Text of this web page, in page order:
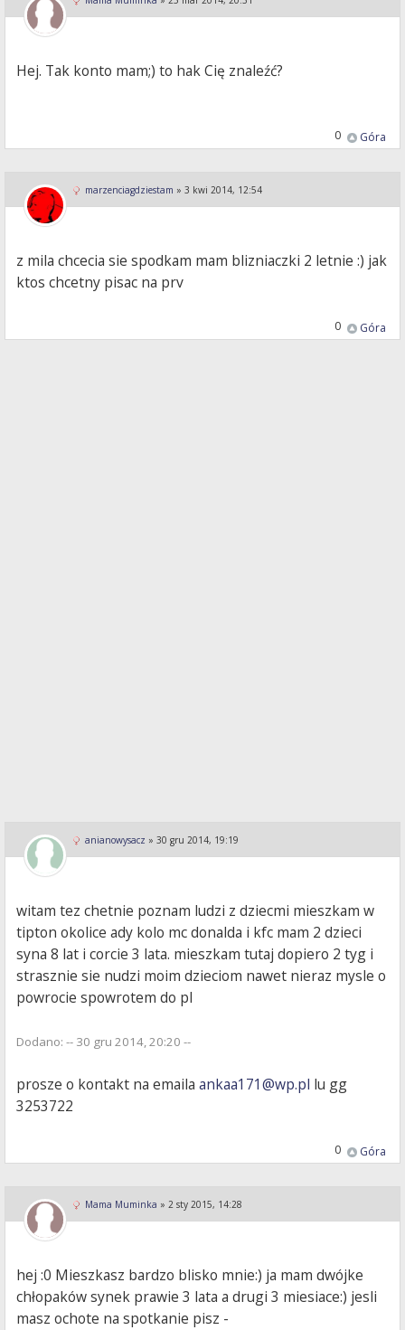
Hej. Tak konto mam;) to hak Cię znaleźć?
Góra
0
marzenciagdziestam » 3 kwi 2014, 12:54
z mila chcecia sie spodkam mam blizniaczki 2 letnie :) jak
ktos chcetny pisac na prv
Góra
0
anianowysacz » 30 gru 2014, 19:19
witam tez chetnie poznam ludzi z dziecmi mieszkam w
tipton okolice ady kolo mc donalda i kfc mam 2 dzieci
syna 8 lat i corcie 3 lata. mieszkam tutaj dopiero 2 tyg i
strasznie sie nudzi moim dzieciom nawet nieraz mysle o
powrocie spowrotem do pl
Dodano: -- 30 gru 2014, 20:20 --
prosze o kontakt na emailaankaa171@wp.pl lu gg
3253722
Góra
0
Mama Muminka » 2 sty 2015, 14:28
hej :0 Mieszkasz bardzo blisko mnie:) ja mam dwójke
chłopaków synek prawie 3 lata a drugi 3 miesiace:) jesli
masz ochote na spotkanie pisz -